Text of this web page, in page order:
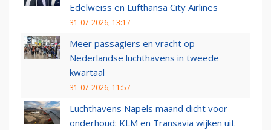
Edelweiss en Lufthansa City Airlines
31-07-2026, 13:17
Meer passagiers en vracht op
Nederlandse luchthavens in tweede
kwartaal
31-07-2026, 11:57
Luchthavens Napels maand dicht voor
onderhoud: KLM en Transavia wijken uit